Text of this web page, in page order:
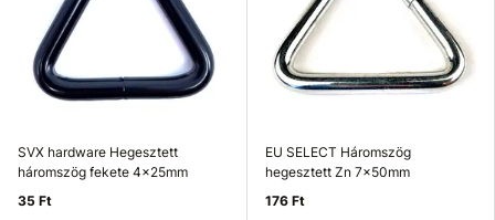
SVX hardware Hegesztett
háromszög fekete 4x25mm
35 Ft
EU SELECT Háromszög
hegesztett Zn 7x50mm
176 Ft